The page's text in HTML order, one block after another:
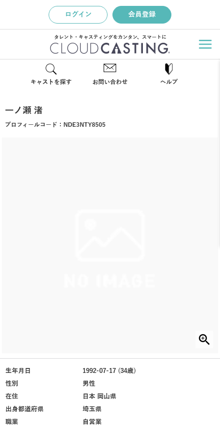
ログイン 会員登録
タレント・キャスティングをカンタン、スマートに
キャストを探す お問い合わせ ヘルプ
一ノ瀬 渚
プロフィールコード： NDE3NTY8505
生年月日
1992-07-17 (34歳)
性別
男性
在住
日本 岡山県
出身都道府県
埼玉県
職業
自営業